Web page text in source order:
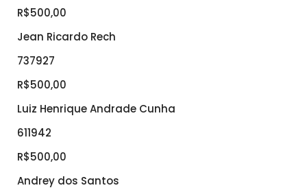
R$500,00
Jean Ricardo Rech
737927
R$500,00
Luiz Henrique Andrade Cunha
611942
R$500,00
Andrey dos Santos